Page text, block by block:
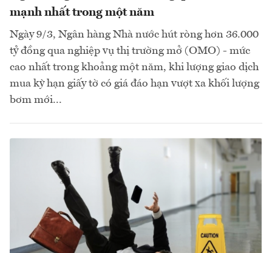
mạnh nhất trong một năm
Ngày 9/3, Ngân hàng Nhà nước hút ròng hơn 36.000
tỷ đồng qua nghiệp vụ thị trường mở (OMO) - mức
cao nhất trong khoảng một năm, khi lượng giao dịch
mua kỳ hạn giấy tờ có giá đáo hạn vượt xa khối lượng
bơm mới...